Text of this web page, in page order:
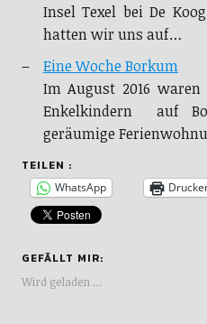
Insel Texel bei De
hatten wir uns auf…
Eine Woche Borkum
Im August 2016
Enkelkindern auf
geräumige
TEILEN :
WhatsApp
GEFÄLLT MIR:
Wird geladen …